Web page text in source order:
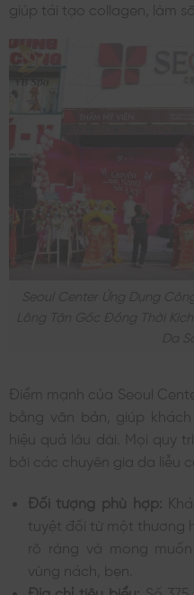
giúp tái tạo collagen, làm
Seoul Center Ứng Dụng
Da
Điểm mạnh của Seoul
bằng văn bản, giúp
hiệu quả lâu dài. Mọi quy
bởi các chuyên gia da liễu
Đối tượng phù hợp:
tuyệt đối từ một thương
rõ ràng và mong
vùng nách, bẹn.
Địa chỉ tiêu biểu:
Số